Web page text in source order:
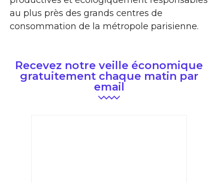
au plus près des grands centres de
consommation de la métropole parisienne.
Recevez notre veille économique
gratuitement chaque matin par
email